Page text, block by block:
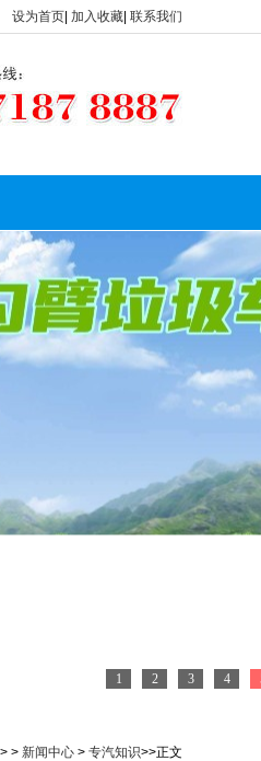
设为首页 加入收藏 联系我们
4
3
2
1
> > 新闻中心 > 专汽知识>>正文